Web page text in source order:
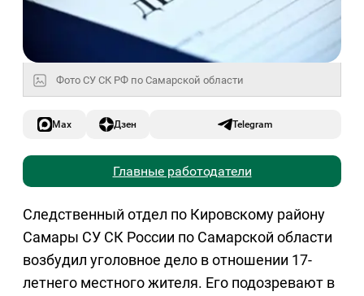
Фото СУ СК РФ по Самарской области
Max Дзен Telegram
Главные работодатели
Следственный отдел по Кировскому району
Самары СУ СК России по Самарской области
возбудил уголовное дело в отношении 17-
летнего местного жителя. Его подозревают в